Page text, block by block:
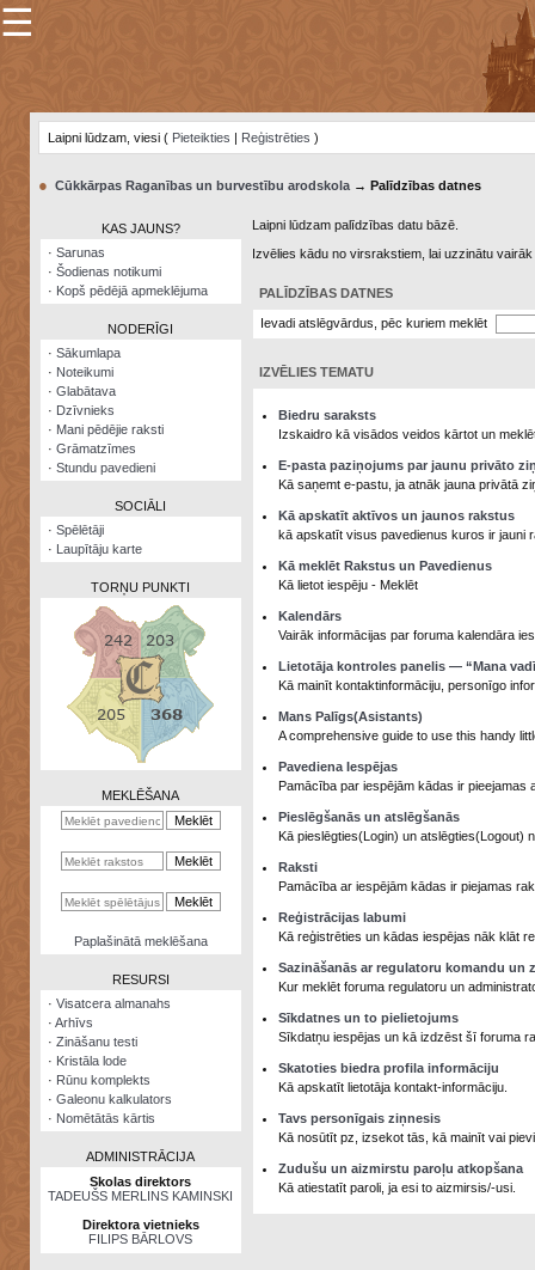
×
Šodienas
notikumi
Visatcera
almanahs
Arhīvs
Zināšanu
kalkulators
Nomētātās
☰
Laipni lūdzam, viesi ( Pieteikties | Reģistrēties )
● Cūkkārpas Raganības un burvestību arodskola→ Palīdzības datnes
KAS JAUNS?
· Sarunas
· Šodienas notikumi
· Kopš pēdējā apmeklējuma
NODERĪGI
· Sākumlapa
· Noteikumi
· Glabātava
· Dzīvnieks
· Mani pēdējie raksti
· Grāmatzīmes
· Stundu pavedieni
SOCIĀLI
· Spēlētāji
· Laupītāju karte
TORŅU PUNKTI
MEKLĒŠANA
Paplašinātā meklēšana
RESURSI
· Visatcera almanahs
· Arhīvs
· Zināšanu testi
· Kristāla lode
· Rūnu komplekts
· Galeonu kalkulators
· Nomētātās kārtis
ADMINISTRĀCIJA
Skolas direktors
TADEUŠS MERLINS KAMINSKI
Direktora vietnieks
FILIPS BĀRLOVS
Laipni lūdzam palīdzības datu bāzē.
Izvēlies kādu no virsrakstiem, lai uzzinātu
PALĪDZĪBAS DATNES
Ievadi atslēgvārdus, pēc kuriem meklēt
IZVĒLIES TEMATU
Biedru saraksts
Izskaidro kā visādos veidos kārtot un
E-pasta paziņojums par jaunu privāto
Kā saņemt e-pastu, ja atnāk jauna privātā
Kā apskatīt aktīvos un jaunos rakstus
kā apskatīt visus pavedienus kuros ir jauni
Kā meklēt Rakstus un Pavedienus
Kā lietot iespēju - Meklēt
Kalendārs
Vairāk informācijas par foruma kalendāra
Lietotāja kontroles panelis — “Mana
Kā mainīt kontaktinformāciju, personīgo
Mans Palīgs(Asistants)
A comprehensive guide to use this handy
Pavediena Iespējas
Pamācība par iespējām kādas ir pieejamas
Pieslēgšanās un atslēgšanās
Kā pieslēgties(Login) un atslēgties(Logout)
Raksti
Pamācība ar iespējām kādas ir piejamas
Reģistrācijas labumi
Kā reģistrēties un kādas iespējas nāk klāt
Sazināšanās ar regulatoru komandu un
Kur meklēt foruma regulatoru un
Sīkdatnes un to pielietojums
Sīkdatņu iespējas un kā izdzēst šī foruma
Skatoties biedra profila informāciju
Kā apskatīt lietotāja kontakt-informāciju.
Tavs personīgais ziņnesis
Kā nosūtīt pz, izsekot tās, kā mainīt vai
Zudušu un aizmirstu paroļu atkopšana
Kā atiestatīt paroli, ja esi to aizmirsis/-usi.